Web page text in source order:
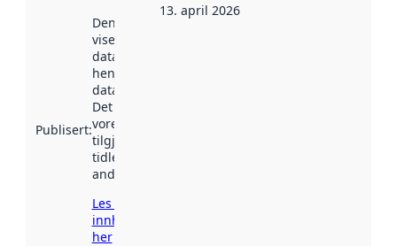
Publisert:
Denne datoen
viser når
datasettet vart
henta inn av
data.norge.no.
Det kan ha
vore
tilgjengeleg
tidlegare
andre stader.
Les meir om
innhenting
her
13. april 2026